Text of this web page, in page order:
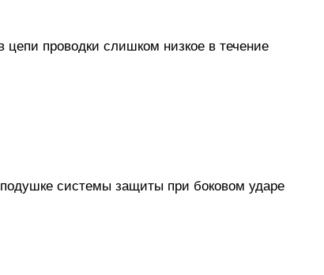
цепи проводки слишком низкое в течение
системы защиты при боковом ударе